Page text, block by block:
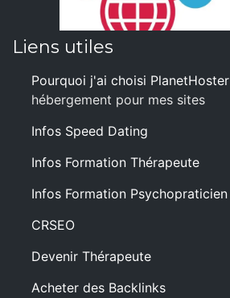
Liens utiles
Pourquoi j'ai choisi PlanetHoster
hébergement pour mes sites
Infos Speed Dating
Infos Formation Thérapeute
Infos Formation Psychopraticien
CRSEO
Devenir Thérapeute
Acheter des Backlinks